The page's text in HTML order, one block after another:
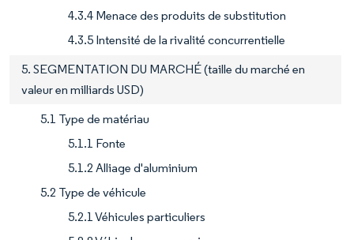
4.3.4 Menace des produits de substitution
4.3.5 Intensité de la rivalité concurrentielle
5. SEGMENTATION DU MARCHÉ (taille du marché en
valeur en milliards USD)
5.1 Type de matériau
5.1.1 Fonte
5.1.2 Alliage d'aluminium
5.2 Type de véhicule
5.2.1 Véhicules particuliers